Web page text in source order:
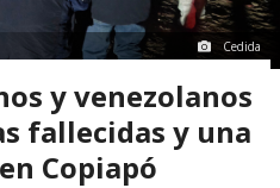
Cedida
y venezolanos
fallecidas y una
Copiapó